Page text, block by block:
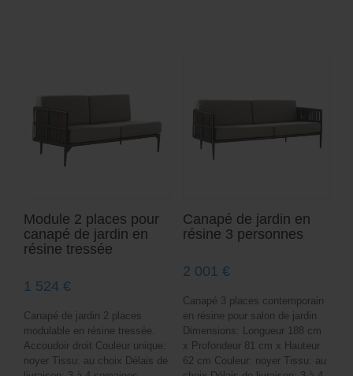
Module 2 places pour
canapé de jardin en
résine tressée
1 524 €
Canapé de jardin 2 places
modulable en résine tressée.
Accoudoir droit Couleur unique:
noyer Tissu: au choix Délais de
Canapé de jardin en
résine 3 personnes
2 001 €
Canapé 3 places contemporain
en résine pour salon de jardin
Dimensions: Longueur 188 cm
x Profondeur 81 cm x Hauteur
62 cm Couleur: noyer Tissu: au